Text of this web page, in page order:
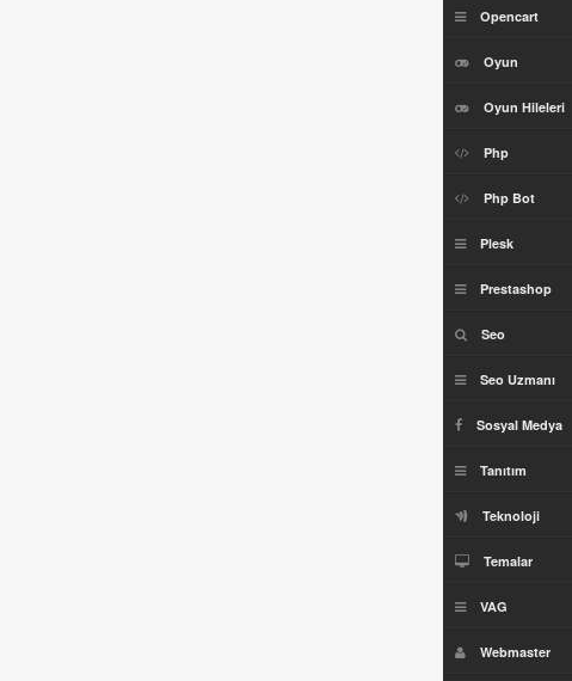
Opencart
Oyun
Oyun Hileleri
Php
Php Bot
Plesk
Prestashop
Seo
Seo Uzmanı
Sosyal Medya
Tanıtım
Teknoloji
Temalar
VAG
Webmaster